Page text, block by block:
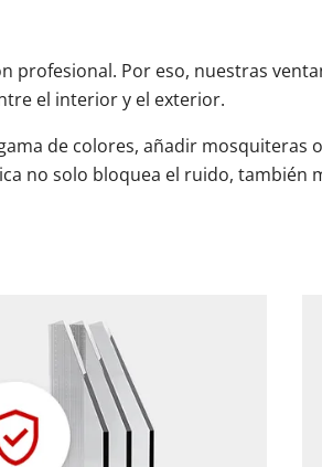
Por eso, nuestras
el interior y el exterior.
de colores, añadir mosquiteras
no solo bloquea el ruido, también